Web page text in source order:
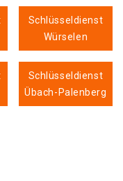
Schlüsseldienst
Würselen
Schlüsseldienst
Übach-Palenberg